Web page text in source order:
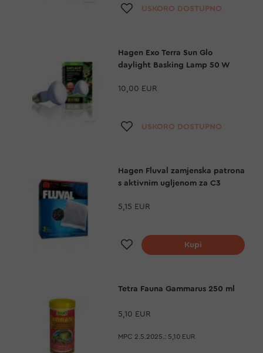
Dodaj na listu želja
USKORO DOSTUPNO
Hagen Exo Terra Sun Glo
daylight Basking Lamp 50 W
10,00 EUR
Dodaj na listu želja
USKORO DOSTUPNO
Hagen Fluval zamjenska patrona
s aktivnim ugljenom za C3
5,15 EUR
Dodaj na listu želja
Kupi
Tetra Fauna Gammarus 250 ml
5,10 EUR
MPC 2.5.2025.: 5,10 EUR